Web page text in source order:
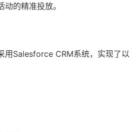
的精准投放。
用Salesforce CRM系统，实现了以